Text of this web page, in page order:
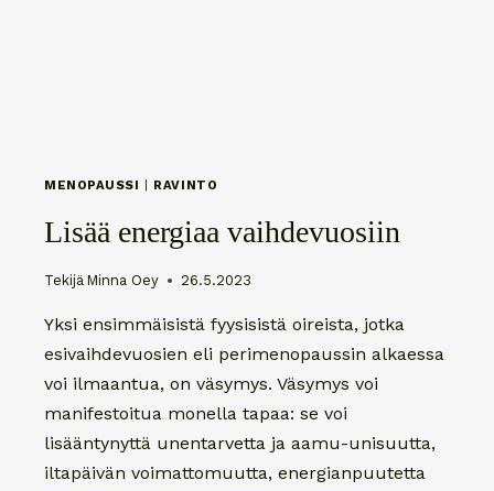
MENOPAUSSI RAVINTO
Lisää energiaa vaihdevuosiin
Tekijä Minna Oey 26.5.2023
Yksi ensimmäisistä fyysisistä oireista, jotka
esivaihdevuosien eli perimenopaussin alkaessa
voi ilmaantua, on väsymys. Väsymys voi
manifestoitua monella tapaa: se voi
lisääntynyttä unentarvetta ja aamu-unisuutta,
iltapäivän voimattomuutta, energianpuutetta